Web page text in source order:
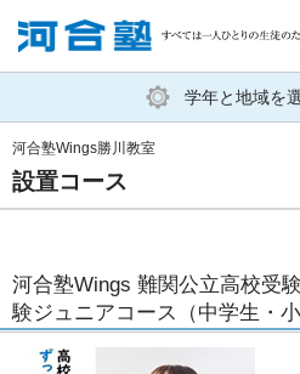
塾生の方
学年と地域を
設置コース
河合塾Wings勝川教室
河合塾Wings 難関公立高校受
験ジュニアコース（中学生・小